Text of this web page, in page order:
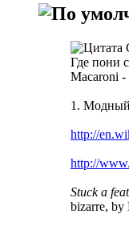
Где пони
Macaroni -
1. Модный
http://
http://
Stuck a
bizarre, by